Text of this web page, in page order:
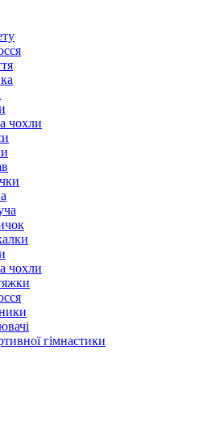
чохли
чохли
гімнастики